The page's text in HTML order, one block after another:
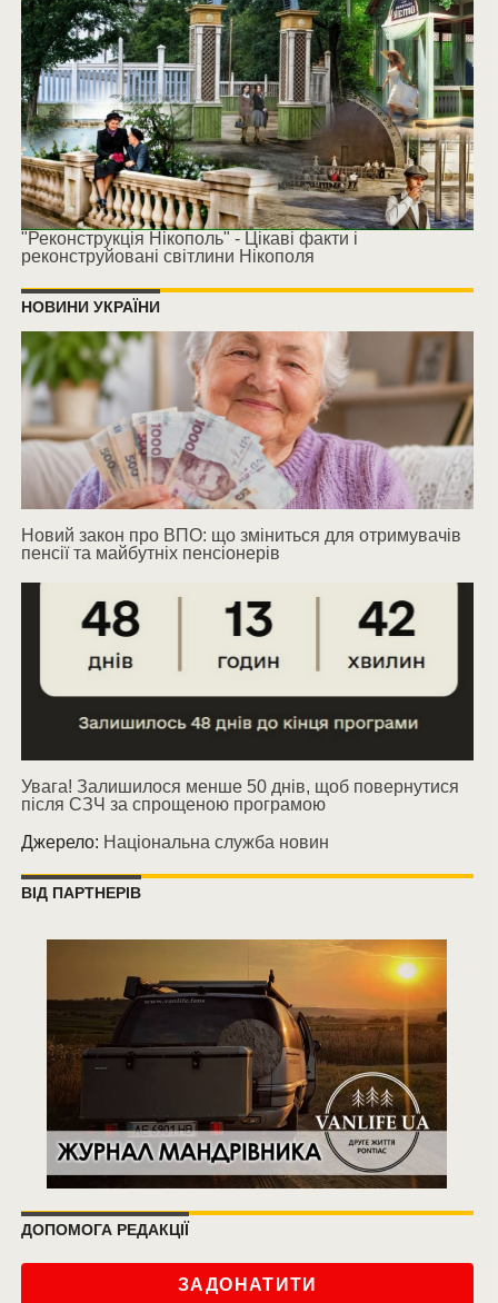
"Реконструкція Нікополь" - Цікаві факти і
реконструйовані світлини Нікополя
НОВИНИ УКРАЇНИ
Новий закон про ВПО: що зміниться для отримувачів
пенсії та майбутніх пенсіонерів
Увага! Залишилося менше 50 днів, щоб повернутися
після СЗЧ за спрощеною програмою
Джерело: Національна служба новин
ВІД ПАРТНЕРІВ
ДОПОМОГА РЕДАКЦІЇ
ЗАДОНАТИТИ